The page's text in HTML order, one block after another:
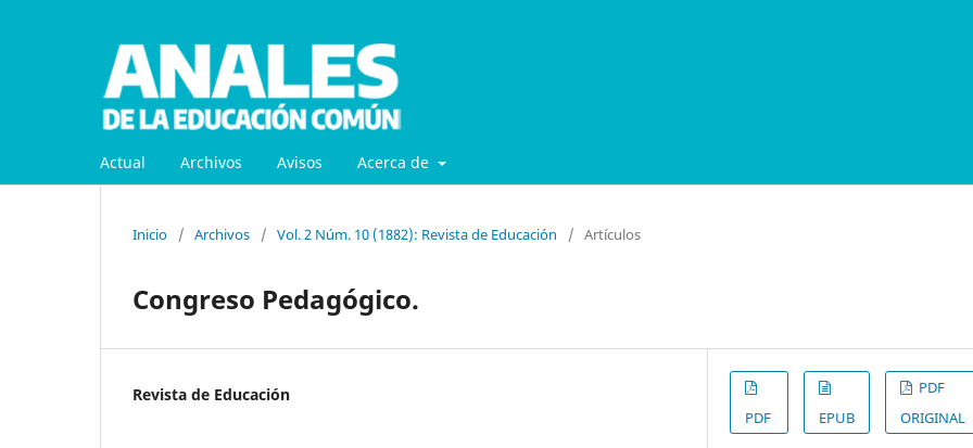
Actual Archivos Avisos Acerca de
Inicio / Archivos / Vol. 2 Núm. 10 (1882): Revista de Educación / Artículos
Congreso Pedagógico.
Revista de Educación
PDF EPUB
PDF
ORIGINAL